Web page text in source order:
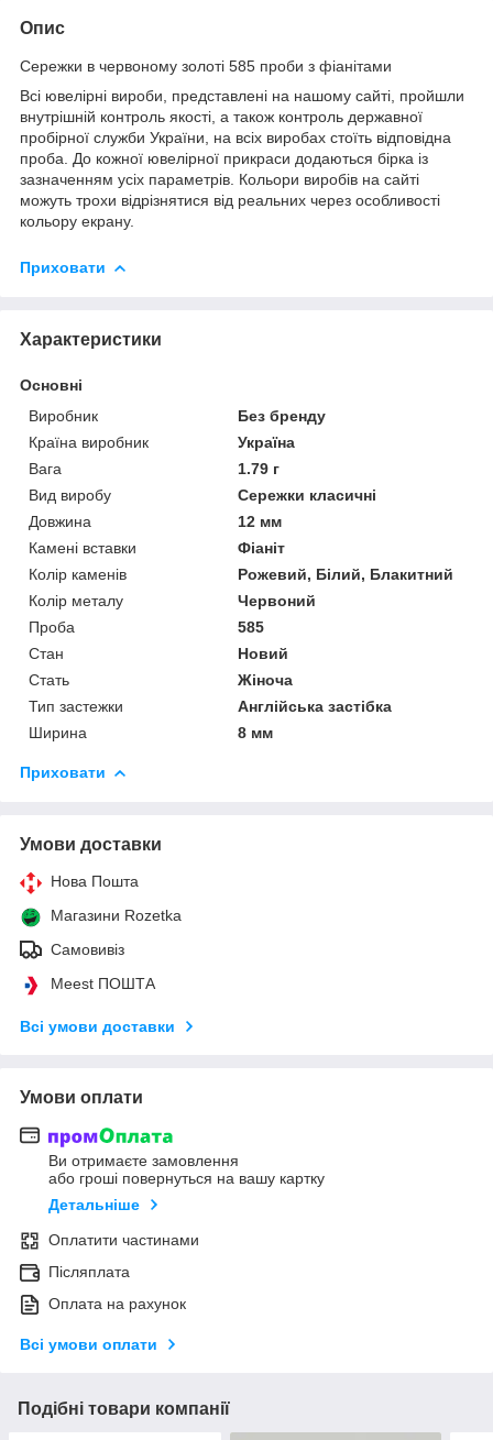
Опис
Сережки в червоному золоті 585 проби з фіанітами
Всі ювелірні вироби, представлені на нашому сайті, пройшли
внутрішній контроль якості, а також контроль державної
пробірної служби України, на всіх виробах стоїть відповідна
проба. До кожної ювелірної прикраси додаються бірка із
зазначенням усіх параметрів. Кольори виробів на сайті
можуть трохи відрізнятися від реальних через особливості
кольору екрану.
Приховати
Характеристики
Основні
Виробник
Без бренду
Країна виробник
Україна
Вага
1.79 г
Вид виробу
Сережки класичні
Довжина
12 мм
Камені вставки
Фіаніт
Колір каменів
Рожевий, Білий, Блакитний
Колір металу
Червоний
Проба
585
Стан
Новий
Стать
Жіноча
Тип застежки
Англійська застібка
Ширина
8 мм
Приховати
Умови доставки
Нова Пошта
Магазини Rozetka
Самовивіз
Meest ПОШТА
Всі умови доставки
Умови оплати
Ви отримаєте замовлення
або гроші повернуться на вашу картку
Детальніше
Оплатити частинами
Післяплата
Оплата на рахунок
Всі умови оплати
Подібні товари компанії